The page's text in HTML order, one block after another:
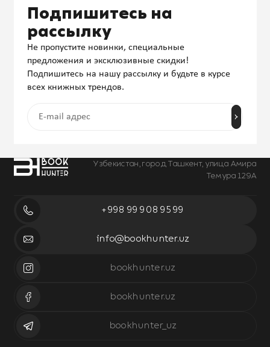
Узбекистан, город Ташкент, улица Амира
Темура 129А
+998 99 908 95 99
info@bookhunter.uz
bookhunter.uz
bookhunter.uz
bookhunter_uz
Подпишитесь на
рассылку
Не пропустите новинки, специальные
предложения и эксклюзивные скидки!
Подпишитесь на нашу рассылку и будьте в курсе
всех книжных трендов.